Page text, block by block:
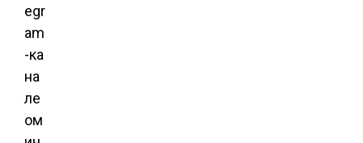
egr
am
-ка
на
ле
ом